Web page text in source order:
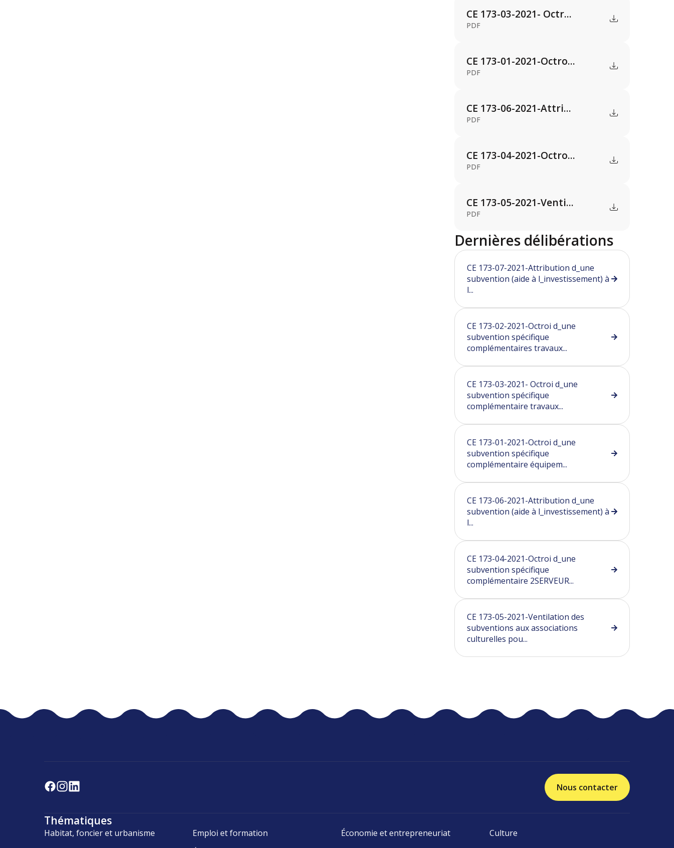
CE 173-03-2021- Octr...
PDF
CE 173-01-2021-Octro...
PDF
CE 173-06-2021-Attri...
PDF
CE 173-04-2021-Octro...
PDF
CE 173-05-2021-Venti...
PDF
Dernières délibérations
CE 173-07-2021-Attribution d_une
subvention (aide à l_investissement) à
l...
CE 173-02-2021-Octroi d_une
subvention spécifique
complémentaires travaux...
CE 173-03-2021- Octroi d_une
subvention spécifique
complémentaire travaux...
CE 173-01-2021-Octroi d_une
subvention spécifique
complémentaire équipem...
CE 173-06-2021-Attribution d_une
subvention (aide à l_investissement) à
l...
CE 173-04-2021-Octroi d_une
subvention spécifique
complémentaire 2SERVEUR...
CE 173-05-2021-Ventilation des
subventions aux associations
culturelles pou...
Nous contacter
Thématiques
Habitat, foncier et urbanisme Emploi et formation Économie et entrepreneuriat
Culture